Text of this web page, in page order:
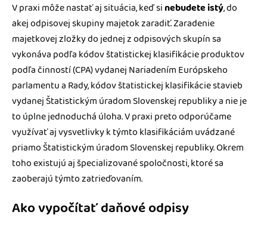
V praxi môže nastať aj situácia, keď sinebudete istý, do
akej odpisovej skupiny majetok zaradiť. Zaradenie
majetkovej zložky do jednej z odpisových skupín sa
vykonáva podľa kódov štatistickej klasifikácie produktov
podľa činností (CPA) vydanej Nariadením Európskeho
parlamentu a Rady, kódov štatistickej klasifikácie stavieb
vydanej Štatistickým úradom Slovenskej republiky a nie je
to úplne jednoduchá úloha. V praxi preto odporúčame
využívať aj vysvetlivky k týmto klasifikáciám uvádzané
priamo Štatistickým úradom Slovenskej republiky. Okrem
toho existujú aj špecializované spoločnosti, ktoré sa
zaoberajú týmto zatrieďovaním.
Ako vypočítať daňové odpisy